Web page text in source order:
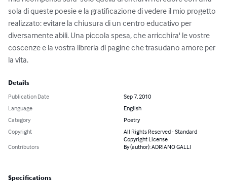
sola di queste poesie e la gratificazione di vedere il mio progetto
realizzato: evitare la chiusura di un centro educativo per
diversamente abili. Una piccola spesa, che arricchira' le vostre
coscenze e la vostra libreria di pagine che trasudano amore per
la vita.
Details
Publication Date
Sep 7, 2010
Language
English
Category
Poetry
Copyright
All Rights Reserved - Standard
Copyright License
Contributors
By (author): ADRIANO GALLI
Specifications